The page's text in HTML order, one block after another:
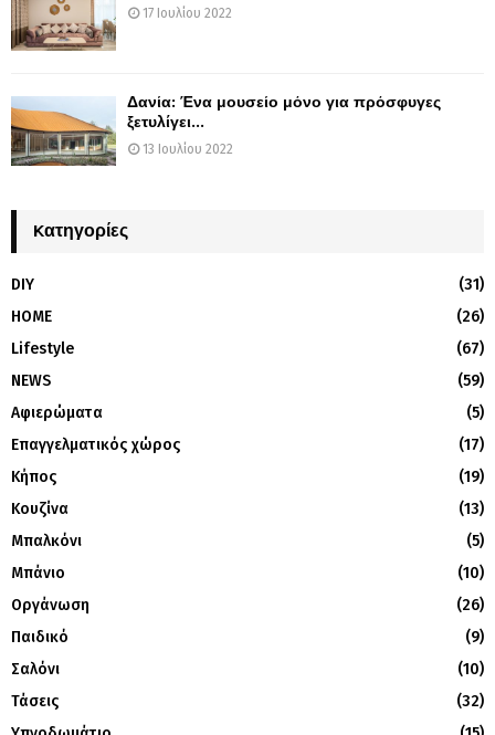
17 Ιουλίου 2022
Δανία: Ένα μουσείο μόνο για πρόσφυγες
ξετυλίγει...
13 Ιουλίου 2022
Kατηγορίες
DIY
(31)
HOME
(26)
Lifestyle
(67)
NEWS
(59)
Αφιερώματα
(5)
Επαγγελματικός χώρος
(17)
Κήπος
(19)
Κουζίνα
(13)
Μπαλκόνι
(5)
Μπάνιο
(10)
Οργάνωση
(26)
Παιδικό
(9)
Σαλόνι
(10)
Τάσεις
(32)